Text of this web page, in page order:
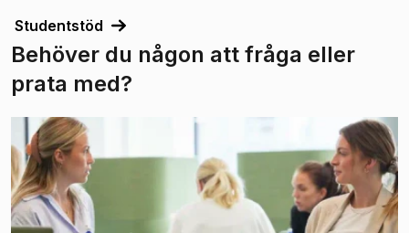
Studentstöd
Behöver du någon att fråga eller
prata med?